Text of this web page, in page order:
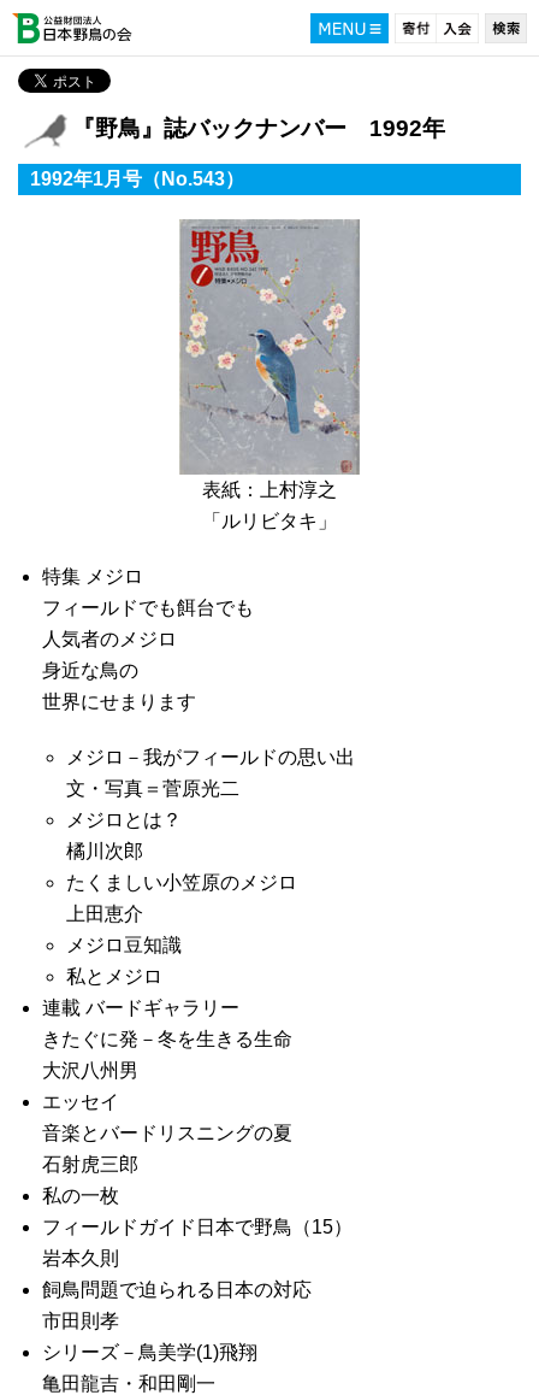
『野鳥』誌バックナンバー 1992年
1992年1月号（No.543）
表紙：上村淳之
「ルリビタキ」
特集 メジロ
フィールドでも餌台でも
人気者のメジロ
身近な鳥の
世界にせまります
メジロ－我がフィールドの思い出
文・写真＝菅原光二
メジロとは？
橘川次郎
たくましい小笠原のメジロ
上田恵介
メジロ豆知識
私とメジロ
連載 バードギャラリー
きたぐに発－冬を生きる生命
大沢八州男
エッセイ
音楽とバードリスニングの夏
石射虎三郎
私の一枚
フィールドガイド日本で野鳥（15）
岩本久則
飼鳥問題で迫られる日本の対応
市田則孝
シリーズ－鳥美学(1)飛翔
亀田龍吉・和田剛一